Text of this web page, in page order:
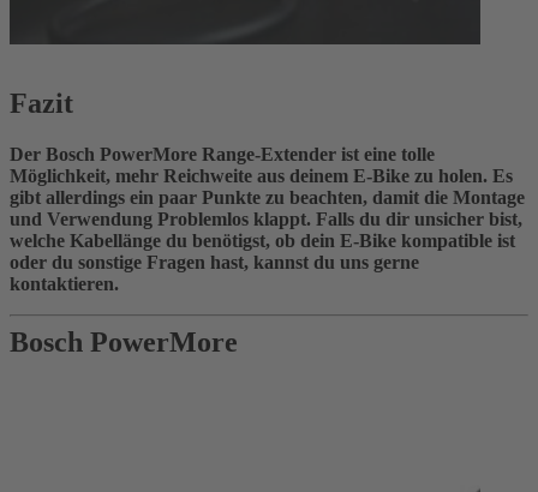
Fazit
Der Bosch PowerMore Range-Extender ist eine tolle
Möglichkeit, mehr Reichweite aus deinem E-Bike zu holen. Es
gibt allerdings ein paar Punkte zu beachten, damit die Montage
und Verwendung Problemlos klappt. Falls du dir unsicher bist,
welche Kabellänge du benötigst, ob dein E-Bike kompatible ist
oder du sonstige Fragen hast, kannst du uns gerne
kontaktieren.
Bosch PowerMore